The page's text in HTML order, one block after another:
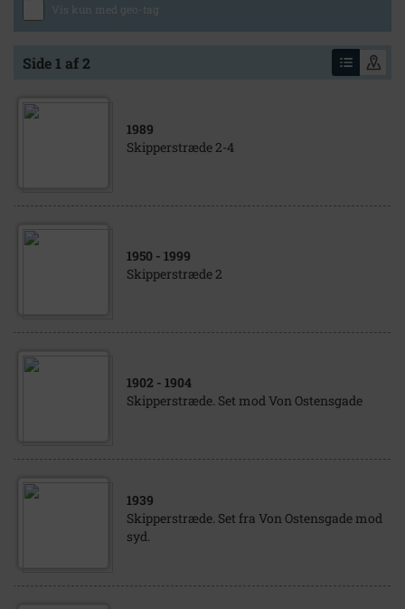
Vis kun med geo-tag
Side 1 af 2
1989
Skipperstræde 2-4
1950 - 1999
Skipperstræde 2
1902 - 1904
Skipperstræde. Set mod Von Ostensgade
1939
Skipperstræde. Set fra Von Ostensgade mod
syd.